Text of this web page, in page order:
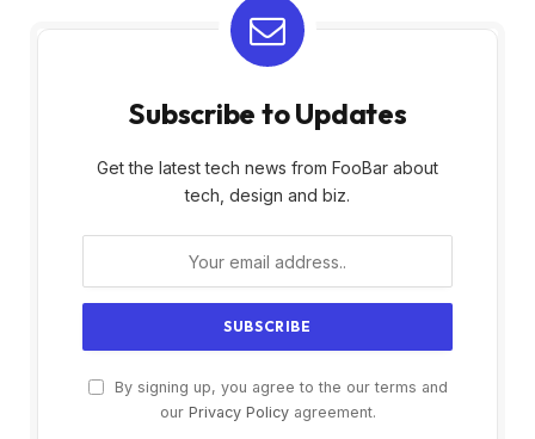
Subscribe to Updates
Get the latest tech news from FooBar about
tech, design and biz.
By signing up, you agree to the our terms and
our Privacy Policyagreement.